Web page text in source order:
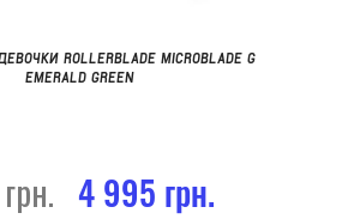
ROLLERBLADE MICROBLADE G
EMERALD GREEN
4 995 грн.